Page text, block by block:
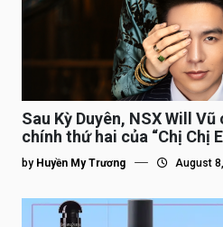
Sau Kỳ Duyên, NSX Will
chính thứ hai của “Chị Chị
by Huyền My Trương August